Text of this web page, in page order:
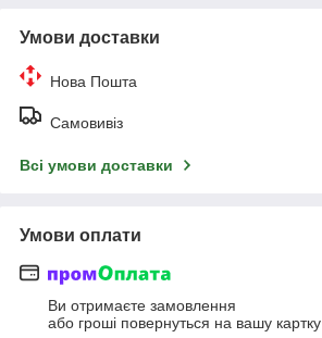
Умови доставки
Нова Пошта
Самовивіз
Всі умови доставки
Умови оплати
Ви отримаєте замовлення
або гроші повернуться на вашу картку